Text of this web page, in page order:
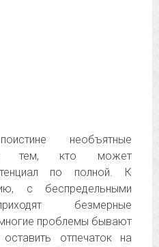
необъятные
тем, кто может
по полной. К
с беспредельными
безмерные
проблемы бывают
отпечаток на